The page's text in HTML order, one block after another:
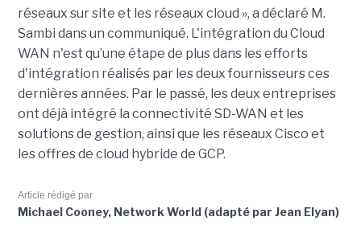
réseaux sur site et les réseaux cloud », a déclaré M.
Sambi dans un communiqué. L'intégration du Cloud
WAN n'est qu’une étape de plus dans les efforts
d'intégration réalisés par les deux fournisseurs ces
dernières années. Par le passé, les deux entreprises
ont déjà intégré la connectivité SD-WAN et les
solutions de gestion, ainsi que les réseaux Cisco et
les offres de cloud hybride de GCP.
Article rédigé par
Michael Cooney, Network World (adapté par Jean Elyan)